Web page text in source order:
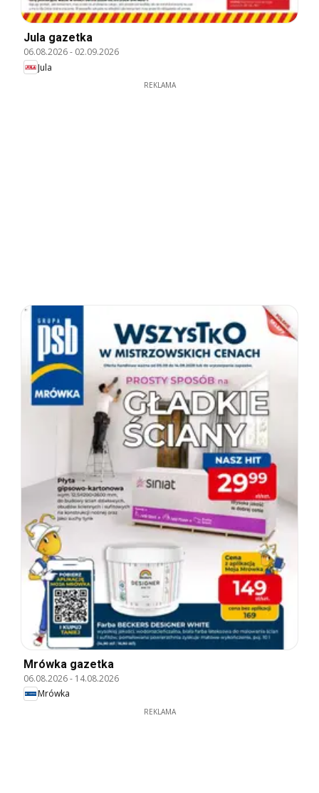
Jula gazetka
06.08.2026- 02.09.2026
Jula
REKLAMA
Mrówka gazetka
06.08.2026- 14.08.2026
Mrówka
REKLAMA